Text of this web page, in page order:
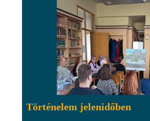
Történelem jelenidőben